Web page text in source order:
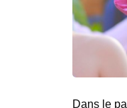
Dans le